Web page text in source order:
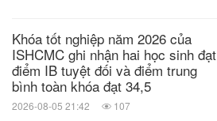
Khóa tốt nghiệp năm 2026 của
ISHCMC ghi nhận hai học sinh đạt
điểm IB tuyệt đối và điểm trung
bình toàn khóa đạt 34,5
2026-08-05 21:42 107